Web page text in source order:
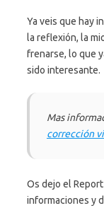
Ya veis que hay
la reflexión, la
frenarse, lo que
sido interesante.
Mas
corrección
Os dejo el
informaciones y